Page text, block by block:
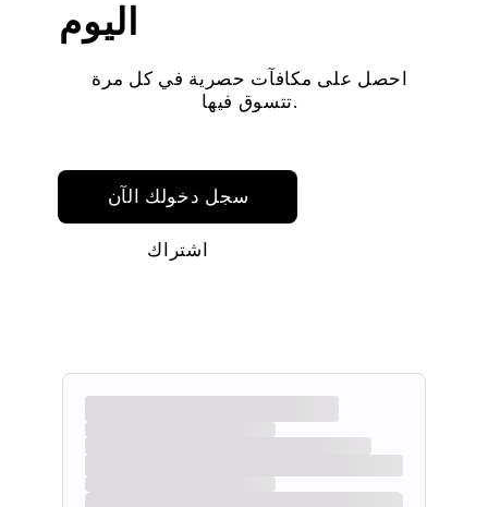
اليوم
احصل على مكافآت حصرية في كل مرة
تتسوق فيها.
سجل دخولك الآن
اشتراك